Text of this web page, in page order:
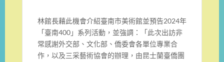
林館長藉此機會介紹臺南市美術館並預告2024年
「臺南400」系列活動，並強調：「此次出訪非
常感謝外交部、文化部、僑委會各單位專業合
作，以及三采藝術協會的辦理，由昆士蘭臺僑團